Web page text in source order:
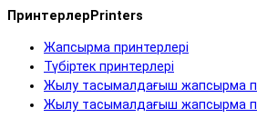
ПринтерлерPrinters
Жапсырма принтерлері
Түбіртек принтерлері
Жылу тасымалдағыш жапсырма
Жылу тасымалдағыш жапсырма